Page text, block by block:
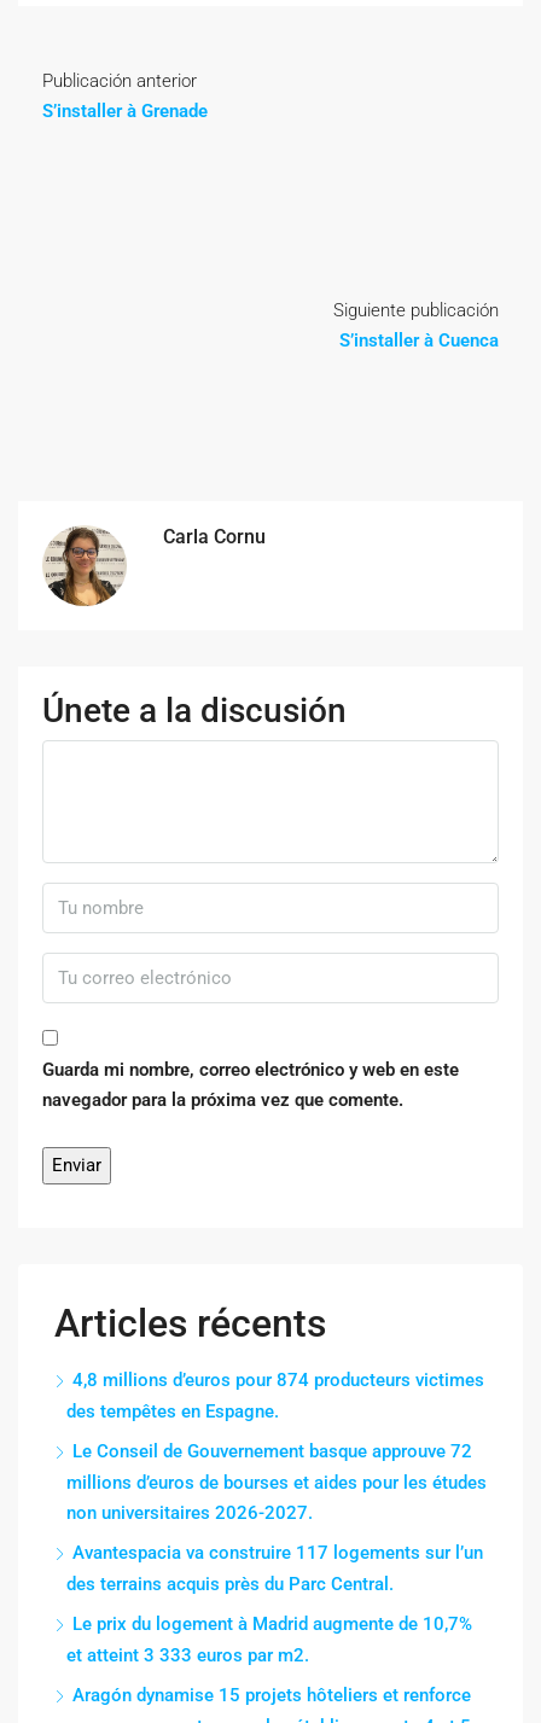
Publicación anterior
S’installer à Grenade
Siguiente publicación
S’installer à Cuenca
Carla Cornu
Únete a la discusión
Guarda mi nombre, correo electrónico y web en este
navegador para la próxima vez que comente.
Articles récents
4,8 millions d’euros pour 874 producteurs victimes
des tempêtes en Espagne.
Le Conseil de Gouvernement basque approuve 72
millions d’euros de bourses et aides pour les études
non universitaires 2026-2027.
Avantespacia va construire 117 logements sur l’un
des terrains acquis près du Parc Central.
Le prix du logement à Madrid augmente de 10,7%
et atteint 3 333 euros par m2.
Aragón dynamise 15 projets hôteliers et renforce